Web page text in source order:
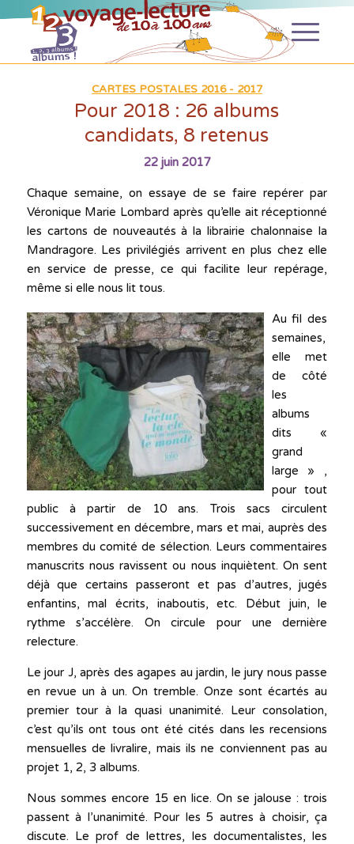
CARTES POSTALES 2016 - 2017
Pour 2018 : 26 albums
candidats, 8 retenus
22 juin 2017
Chaque semaine, on essaye de se faire repérer par
Véronique Marie Lombard après qu’elle ait réceptionné
les cartons de nouveautés à la librairie chalonnaise la
Mandragore. Les privilégiés arrivent en plus chez elle
en service de presse, ce qui facilite leur repérage,
même si elle nous lit tous.
Au fil des
semaines,
elle met
de côté
les
albums
dits «
grand
large » ,
pour tout
public à partir de 10 ans. Trois sacs circulent
successivement en décembre, mars et mai, auprès des
membres du comité de sélection. Leurs commentaires
manuscrits nous ravissent ou nous inquiètent. On sent
déjà que certains passeront et pas d’autres, jugés
enfantins, mal écrits, inaboutis, etc. Début juin, le
rythme s’accélère. On circule pour une dernière
relecture.
Le jour J, après des agapes au jardin, le jury nous passe
en revue un à un. On tremble. Onze sont écartés au
premier tour à la quasi unanimité. Leur consolation,
c’est qu’ils ont tous ont été cités dans les recensions
mensuelles de livralire, mais ils ne conviennent pas au
projet 1, 2, 3 albums.
Nous sommes encore 15 en lice. On se jalouse : trois
passent à l’unanimité. Pour les 5 autres à choisir, ça
discute. Le prof de lettres, les documentalistes, les